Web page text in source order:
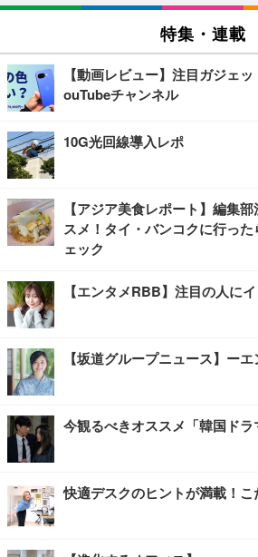
特集・連載
【動画レビュー】注目ガジェ
ouTubeチャンネル
10G光回線導入レポ
【アジア美食レポート】編集
スメ！タイ・バンコクに行っ
ェック
【エンタメRBB】注目の人に
【坂道グループニュース】ー
今観るべきオススメ「韓国ドラ
快適デスクのヒントが満載！